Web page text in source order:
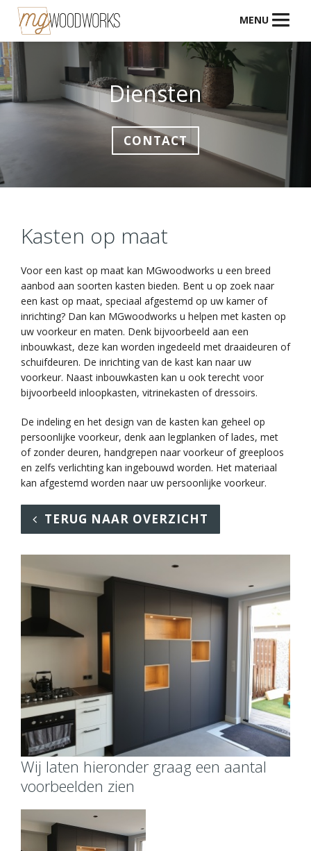
MENU
Diensten
CONTACT
Kasten op maat
Voor een kast op maat kan MGwoodworks u een breed
aanbod aan soorten kasten bieden. Bent u op zoek naar
een kast op maat, speciaal afgestemd op uw kamer of
inrichting? Dan kan MGwoodworks u helpen met kasten op
uw voorkeur en maten. Denk bijvoorbeeld aan een
inbouwkast, deze kan worden ingedeeld met draaideuren of
schuifdeuren. De inrichting van de kast kan naar uw
voorkeur. Naast inbouwkasten kan u ook terecht voor
bijvoorbeeld inloopkasten, vitrinekasten of dressoirs.
De indeling en het design van de kasten kan geheel op
persoonlijke voorkeur, denk aan legplanken of lades, met
of zonder deuren, handgrepen naar voorkeur of greeploos
en zelfs verlichting kan ingebouwd worden. Het materiaal
kan afgestemd worden naar uw persoonlijke voorkeur.
TERUG NAAR OVERZICHT
Wij laten hieronder graag een aantal
voorbeelden zien